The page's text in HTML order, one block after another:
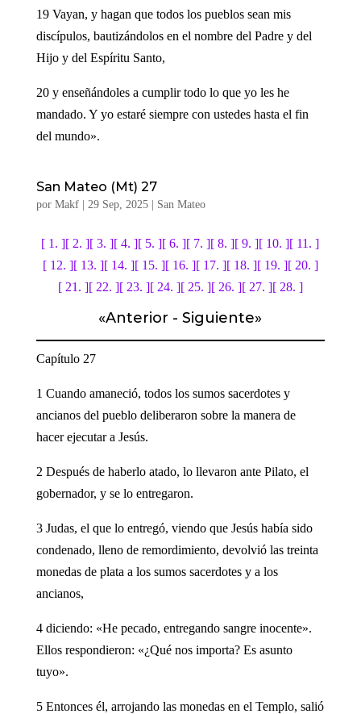
19 Vayan, y hagan que todos los pueblos sean mis
discípulos, bautizándolos en el nombre del Padre y del
Hijo y del Espíritu Santo,
20 y enseñándoles a cumplir todo lo que yo les he
mandado. Y yo estaré siempre con ustedes hasta el fin
del mundo».
San Mateo (Mt) 27
por Makf| 29 Sep, 2025| San Mateo
[ 1. ][ 2. ][ 3. ][ 4. ][ 5. ][ 6. ][ 7. ][ 8. ][ 9. ][ 10. ][ 11. ]
[ 12. ][ 13. ][ 14. ][ 15. ][ 16. ][ 17. ][ 18. ][ 19. ][ 20. ]
[ 21. ][ 22. ][ 23. ][ 24. ][ 25. ][ 26. ][ 27. ][ 28. ]
«Anterior -Siguiente»
Capítulo 27
1 Cuando amaneció, todos los sumos sacerdotes y
ancianos del pueblo deliberaron sobre la manera de
hacer ejecutar a Jesús.
2 Después de haberlo atado, lo llevaron ante Pilato, el
gobernador, y se lo entregaron.
3 Judas, el que lo entregó, viendo que Jesús había sido
condenado, lleno de remordimiento, devolvió las treinta
monedas de plata a los sumos sacerdotes y a los
ancianos,
4 diciendo: «He pecado, entregando sangre inocente».
Ellos respondieron: «¿Qué nos importa? Es asunto
tuyo».
5 Entonces él, arrojando las monedas en el Templo, salió